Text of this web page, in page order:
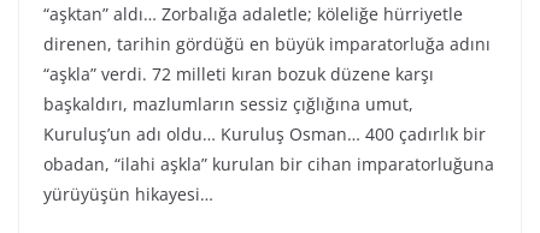
“aşktan” aldı… Zorbalığa adaletle; köleliğe hürriyetle
direnen, tarihin gördüğü en büyük imparatorluğa adını
“aşkla” verdi. 72 milleti kıran bozuk düzene karşı
başkaldırı, mazlumların sessiz çığlığına umut,
Kuruluş’un adı oldu… Kuruluş Osman… 400 çadırlık bir
obadan, “ilahi aşkla” kurulan bir cihan imparatorluğuna
yürüyüşün hikayesi…